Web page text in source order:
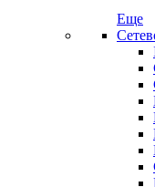
Еще